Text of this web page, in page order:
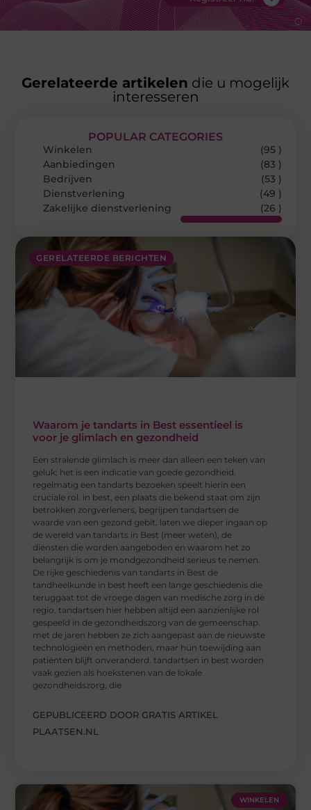
Gerelateerde artikelen die u mogelijk
interesseren
GERELATEERDE BERICHTEN
Waarom je tandarts in Best essentieel is
voor je glimlach en gezondheid
Een stralende glimlach is meer dan alleen een teken van
geluk; het is een indicatie van goede gezondheid.
regelmatig een tandarts bezoeken speelt hierin een
cruciale rol. in best, een plaats die bekend staat om zijn
betrokken zorgverleners, begrijpen tandartsen de
waarde van een gezond gebit. laten we dieper ingaan op
de wereld van tandarts in Best (meer weten), de
diensten die worden aangeboden en waarom het zo
belangrijk is om je mondgezondheid serieus te nemen.
De rijke geschiedenis van tandarts in Best de
tandheelkunde in best heeft een lange geschiedenis die
teruggaat tot de vroege dagen van medische zorg in de
regio. tandartsen hier hebben altijd een aanzienlijke rol
gespeeld in de gezondheidszorg van de gemeenschap.
met de jaren hebben ze zich aangepast aan de nieuwste
technologieën en methoden, maar hun toewijding aan
patiënten blijft onveranderd. tandartsen in best worden
vaak gezien als hoekstenen van de lokale
gezondheidszorg, die
GEPUBLICEERD DOOR GRATIS ARTIKEL
PLAATSEN.NL
POPULAR CATEGORIES
Winkelen
(95 )
Aanbiedingen
(83 )
Bedrijven
(53 )
Dienstverlening
(49 )
Zakelijke dienstverlening
(26 )
WINKELEN